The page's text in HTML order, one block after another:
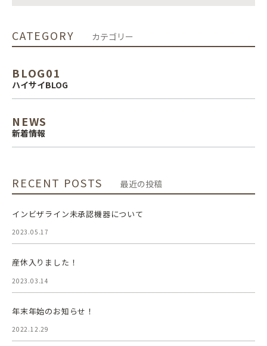
CATEGORY カテゴリー
BLOG01
ハイサイBLOG
NEWS
新着情報
RECENT POSTS 最近の投稿
インビザライン未承認機器について
2023.05.17
産休入りました！
2023.03.14
年末年始のお知らせ！
2022.12.29